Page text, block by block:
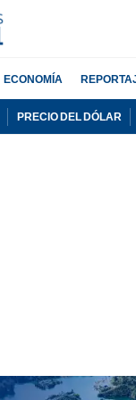
ECONOMÍA
PRECIO DEL DÓLAR